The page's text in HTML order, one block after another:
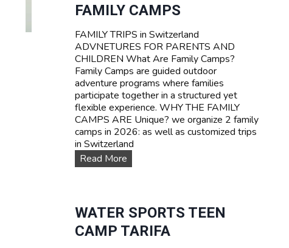
FAMILY CAMPS
FAMILY TRIPS in Switzerland
ADVNETURES FOR PARENTS AND
CHILDREN What Are Family Camps?
Family Camps are guided outdoor
adventure programs where families
participate together in a structured yet
flexible experience. WHY THE FAMILY
CAMPS ARE Unique? we organize 2 family
camps in 2026: as well as customized trips
in Switzerland
Read MoreF
A
L
Y
C
WATER SPORTS TEEN
CAMP TARIFA